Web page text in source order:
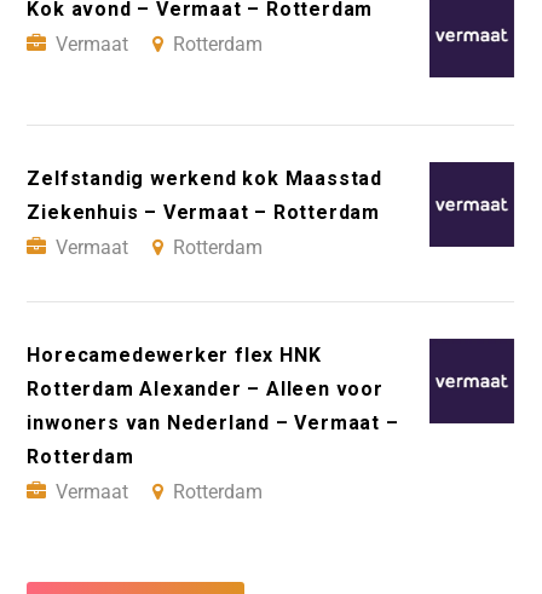
Kok avond – Vermaat – Rotterdam
Vermaat
Rotterdam
Zelfstandig werkend kok Maasstad
Ziekenhuis – Vermaat – Rotterdam
Vermaat
Rotterdam
Horecamedewerker flex HNK
Rotterdam Alexander – Alleen voor
inwoners van Nederland – Vermaat –
Rotterdam
Vermaat
Rotterdam